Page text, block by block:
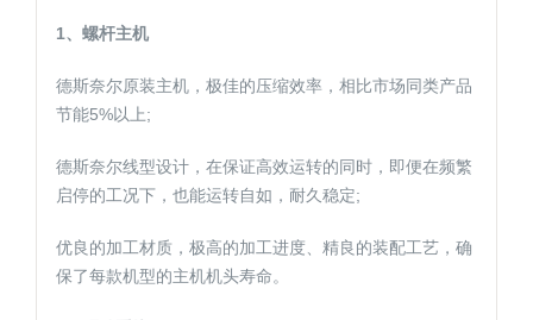
1、螺杆主机
德斯奈尔原装主机，极佳的压缩效率，相比市场同类产品
节能5%以上;
德斯奈尔线型设计，在保证高效运转的同时，即便在频繁
启停的工况下，也能运转自如，耐久稳定;
优良的加工材质，极高的加工进度、精良的装配工艺，确
保了每款机型的主机机头寿命。